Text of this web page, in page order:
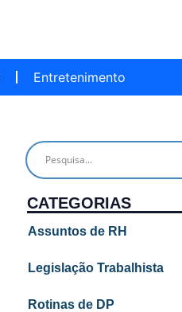
Entretenimento
CATEGORIAS
Assuntos de RH
Legislação Trabalhista
Rotinas de DP